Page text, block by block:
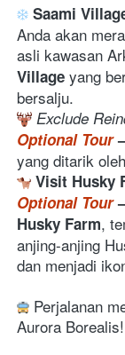
Saami
Anda akan
asli kawasan
Village yang
bersalju.
Exclude
Optional Tour
yang ditarik
Visit Husky
Optional Tour
Husky Farm,
anjing-anjing
dan menjadi
Perjalanan
Aurora Borealis!